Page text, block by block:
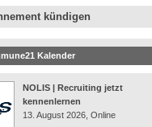
kündigen
Kalender
NOLIS | Recruiting jetzt
kennenlernen
13. August 2026, Online